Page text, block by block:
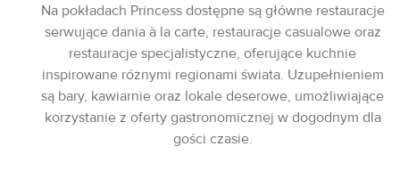
Na pokładach Princess dostępne są główne restauracje
serwujące dania à la carte, restauracje casualowe oraz
restauracje specjalistyczne, oferujące kuchnie
inspirowane różnymi regionami świata. Uzupełnieniem
są bary, kawiarnie oraz lokale deserowe, umożliwiające
korzystanie z oferty gastronomicznej w dogodnym dla
gości czasie.